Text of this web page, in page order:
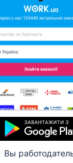
Вы
О нас
Помощь